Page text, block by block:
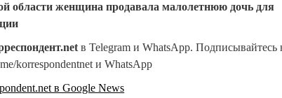
области женщина продавала малолетнюю дочь для
в Telegram и WhatsApp. Подписывайтесь
korrespondentnet и WhatsApp
в Google News